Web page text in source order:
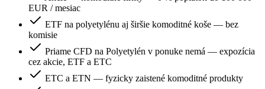
EUR / mesiac
ETF na polyetylénu aj širšie komoditné koše — bez
komisie
Priame CFD na Polyetylén v ponuke nemá — expozícia
cez akcie, ETF a ETC
ETC a ETN — fyzicky zaistené komoditné produkty